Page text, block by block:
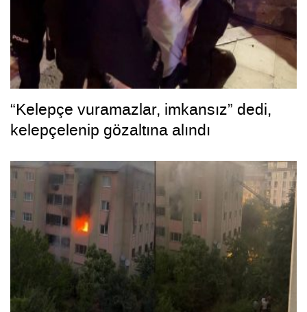
“Kelepçe vuramazlar, imkansız” dedi,
kelepçelenip gözaltına alındı